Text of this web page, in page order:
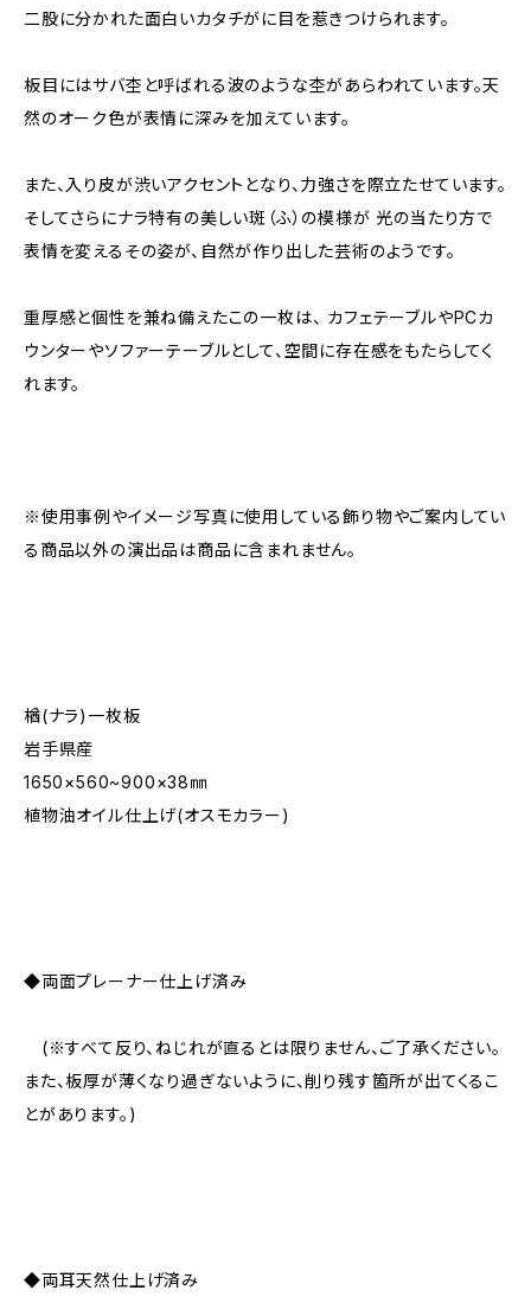
二股に分かれた面白いカタチがに目を惹きつけられます。
板目にはサバ杢と呼ばれる波のような杢があらわれています。天
然のオーク色が表情に深みを加えています。
また、入り皮が渋いアクセントとなり、力強さを際立たせています。
そしてさらにナラ特有の美しい斑（ふ）の模様が 光の当たり方で
表情を変えるその姿が、自然が作り出した芸術のようです。
重厚感と個性を兼ね備えたこの一枚は、 カフェテーブルやPCカ
ウンターやソファーテーブルとして、空間に存在感をもたらしてく
れます。
※使用事例やイメージ写真に使用している飾り物やご案内してい
る商品以外の演出品は商品に含まれません。
楢(ナラ)一枚板
岩手県産
1650×560~900×38㎜
植物油オイル仕上げ(オスモカラー)
◆両面プレーナー仕上げ済み
(※すべて反り、ねじれが直るとは限りません、ご了承ください。
また、板厚が薄くなり過ぎないように、削り残す箇所が出てくるこ
とがあります。)
◆両耳天然仕上げ済み